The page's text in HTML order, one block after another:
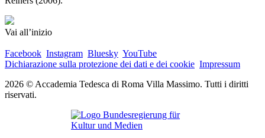
Vai all’inizio
Facebook Instagram Bluesky YouTube
Dichiarazione sulla protezione dei dati e dei cookie Impressum
2026 © Accademia Tedesca di Roma Villa Massimo. Tutti i diritti
riservati.